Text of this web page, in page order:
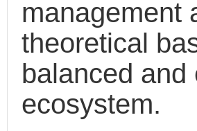
management
theoretical
balanced
ecosystem.